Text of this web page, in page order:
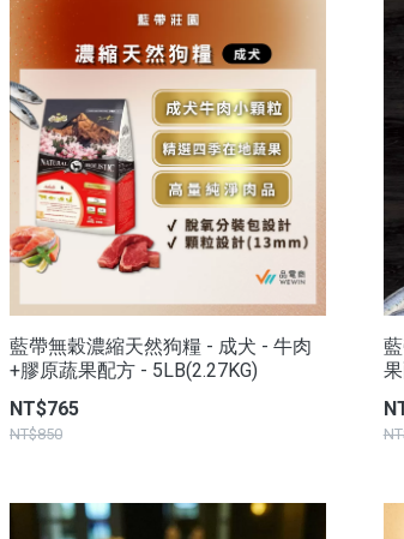
藍帶無穀濃縮天然狗糧 - 成犬 - 牛肉
+膠原蔬果配方 - 5LB(2.27KG)
NT$765
NT$850